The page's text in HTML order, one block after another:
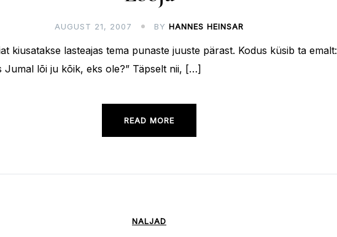
AUGUST 21, 2007 BY HANNES HEINSAR
kiusatakse lasteajas tema punaste juuste pärast. Kodus küsib ta emalt:
Jumal lõi ju kõik, eks ole?” Täpselt nii, […]
READ MORE
NALJAD